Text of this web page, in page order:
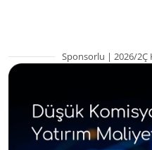
Sponsorlu | 2026/2Ç